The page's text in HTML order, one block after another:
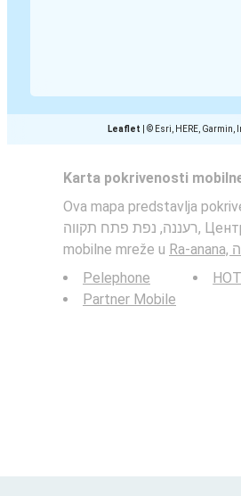
Leaflet © Esri, HERE, Garmin,
Karta pokrivenosti
Ova mapa predstavlja
רעננה, נפת פתח תקווה, Централни округTakođe pogledajte: mapu pokrivenosti
mobilne mreže u
Pelephone
Partner Mobile